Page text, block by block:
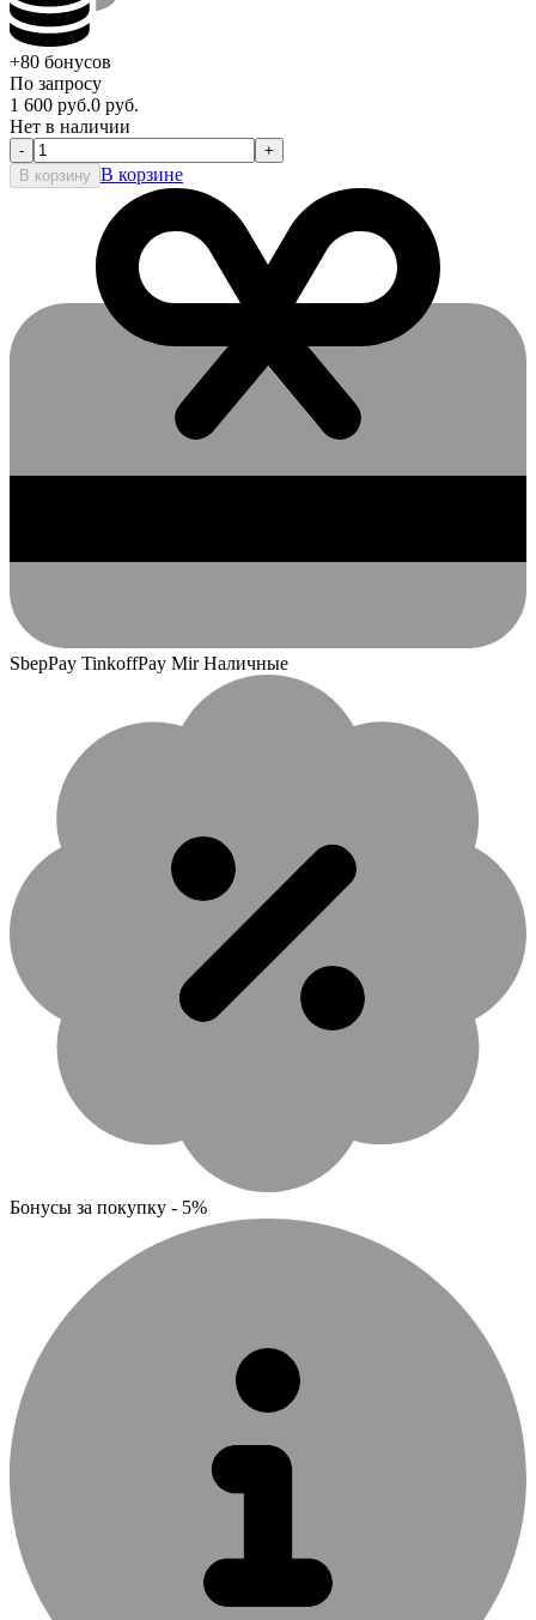
+80 бонусов
По запросу
1 600 руб.0 руб.
Нет в наличии
-
+
В корзину В корзине
SbepPay TinkoffPay Mir Наличные
Бонусы за покупку - 5%